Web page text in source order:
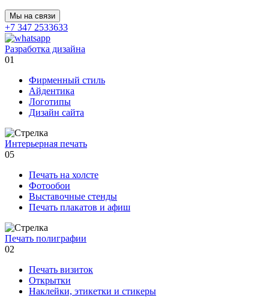
Мы на связи
+7 347 2533633
Разработка дизайна
01
Фирменный стиль
Айдентика
Логотипы
Дизайн сайта
Интерьерная печать
05
Печать на холсте
Фотообои
Выставочные стенды
Печать плакатов и афиш
Печать полиграфии
02
Печать визиток
Открытки
Наклейки, этикетки и стикеры